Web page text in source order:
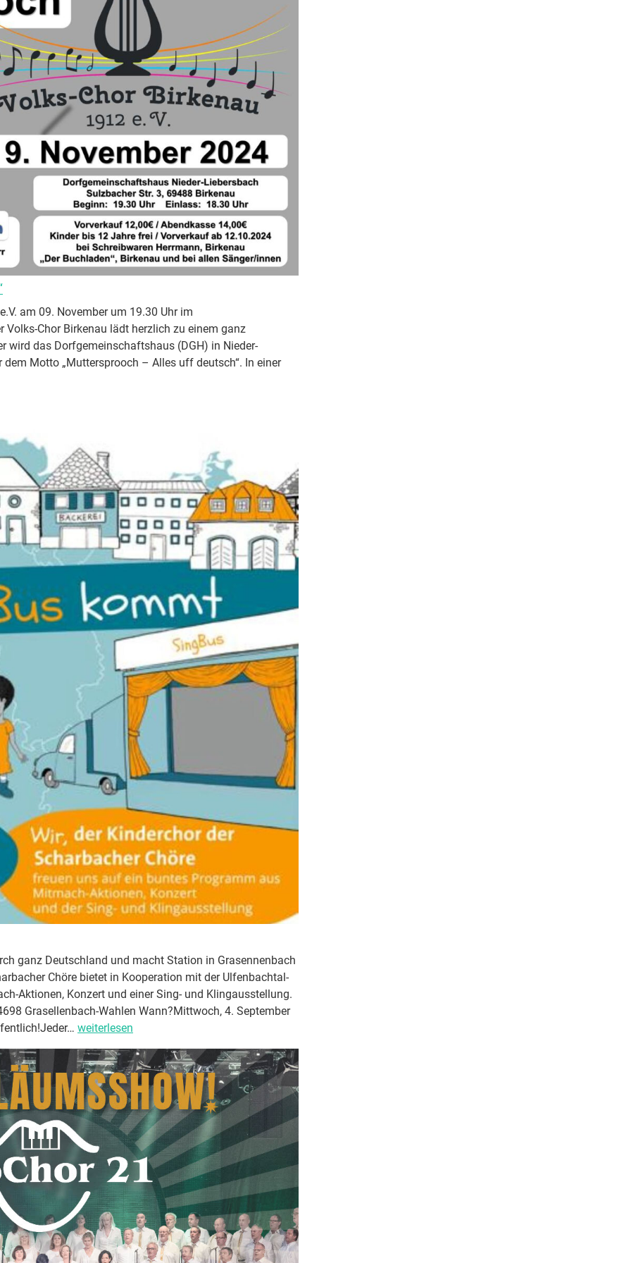
am 09. November um 19.30 Uhr im
Chor Birkenau lädt herzlich zu einem ganz
wird das Dorfgemeinschaftshaus (DGH) in Nieder-
Motto „Muttersprooch – Alles uff deutsch“. In einer
ganz Deutschland und macht Station in Grasennenbach
Chöre bietet in Kooperation mit der Ulfenbachtal-
Aktionen, Konzert und einer Sing- und Klingausstellung.
Grasellenbach-Wahlen Wann?Mittwoch, 4. September
D
r
i
n
B
u
s
k
o
m
m
weiterlesen